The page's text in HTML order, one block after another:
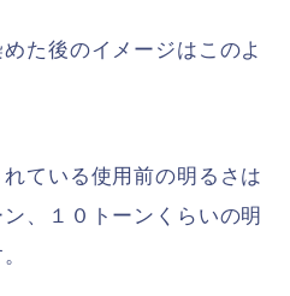
た後のイメージはこのよ
ている使用前の明るさは
、１０トーンくらいの明